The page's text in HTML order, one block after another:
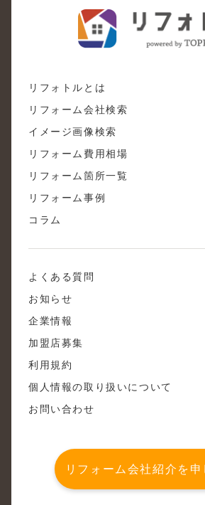
リフォトルとは
リフォーム会社検索
イメージ画像検索
リフォーム費用相場
リフォーム箇所一覧
リフォーム事例
コラム
よくある質問
お知らせ
企業情報
加盟店募集
利用規約
個人情報の取り扱いについて
お問い合わせ
リフォーム会社紹介を申